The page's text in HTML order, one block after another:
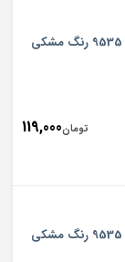
تومان119,000